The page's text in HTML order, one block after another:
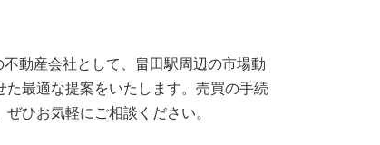
動産会社として、畠田駅周辺の市場動
最適な提案をいたします。売買の手続
ひお気軽にご相談ください。